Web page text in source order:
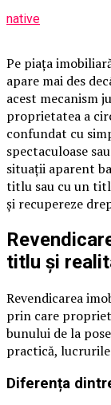
native
Pe piața
apare mai des
acest mecanism
proprietatea a
confundat cu
spectaculoase
situații aparent
titlu sau cu un
și recupereze
titlu și
Revendicarea
prin care
bunului de la
practică,
Diferența